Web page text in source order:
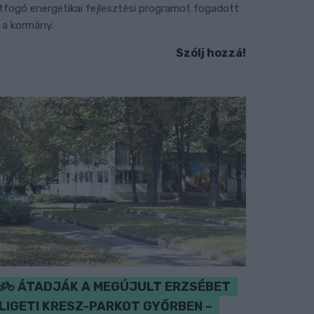
energetikai fejlesztési programot fogadott
a kormány.
Szólj hozzá!
ÁTADJÁK A MEGÚJULT ERZSÉBET
KRESZ-PARKOT GYŐRBEN –